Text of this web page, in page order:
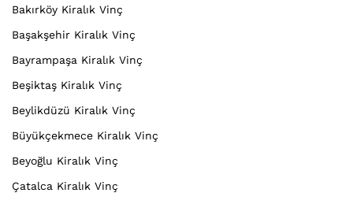
Bakırköy Kiralık Vinç
Başakşehir Kiralık Vinç
Bayrampaşa Kiralık Vinç
Beşiktaş Kiralık Vinç
Beylikdüzü Kiralık Vinç
Büyükçekmece Kiralık Vinç
Beyoğlu Kiralık Vinç
Çatalca Kiralık Vinç